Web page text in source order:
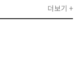
더보기 +